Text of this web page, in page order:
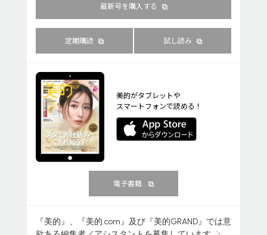
最新号を購入する
定期購読 試し読み
美的がタブレットや
スマートフォンで読める！
電子書籍
『美的』、『美的.com』及び『美的GRAND』では意